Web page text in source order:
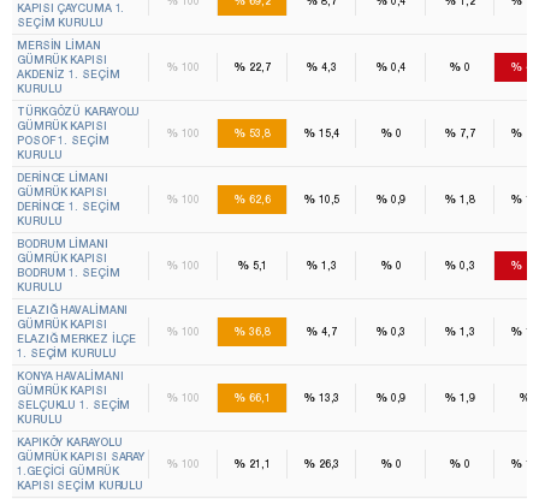
KAPISI ÇAYCUMA 1.
SEÇIM KURULU
MERSIN LIMAN
GÜMRÜK KAPISI
AKDENIZ 1. SEÇIM
KURULU
% 100 % 22,7 % 4,3 %0,4 % 0 %
TÜRKGÖZÜ KARAYOLU
GÜMRÜK KAPISI
POSOF 1. SEÇIM
KURULU
% 100 % 53,8 %15,4 %0 % 7,7 %
DERINCE LIMANI
GÜMRÜK KAPISI
DERINCE 1. SEÇIM
KURULU
% 100 % 62,6 %10,5 %0,9 % 1,8 %
BODRUM LIMANI
GÜMRÜK KAPISI
BODRUM 1. SEÇIM
KURULU
% 100 %5,1 % 1,3 %0 % 0,3 %
ELAZIĞ HAVALIMANI
GÜMRÜK KAPISI
ELAZIĞ MERKEZ İLÇE
1. SEÇIM KURULU
% 100 % 36,8 % 4,7 %0,3 % 1,3 %
KONYA HAVALIMANI
GÜMRÜK KAPISI
SELÇUKLU 1. SEÇIM
KURULU
% 100 % 66,1 %13,3 %0,9 % 1,9 %
KAPIKÖY KARAYOLU
GÜMRÜK KAPISI SARAY
1.GEÇICI GÜMRÜK
KAPISI SEÇIM KURULU
% 100 % 21,1 %26,3 %0 % 0 %